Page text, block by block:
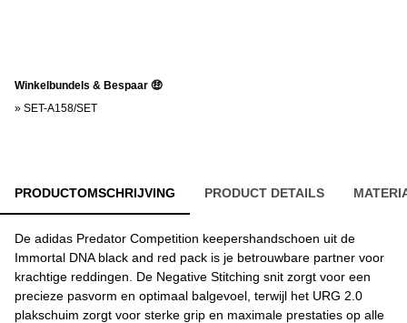
Winkelbundels & Bespaar 🤑
» SET-A158/SET
PRODUCTOMSCHRIJVING PRODUCT DETAILS
De adidas Predator Competition keepershandschoen uit de
Immortal DNA black and red pack is je betrouwbare partner voor
krachtige reddingen. De Negative Stitching snit zorgt voor een
precieze pasvorm en optimaal balgevoel, terwijl het URG 2.0
plakschuim zorgt voor sterke grip en maximale prestaties op alle